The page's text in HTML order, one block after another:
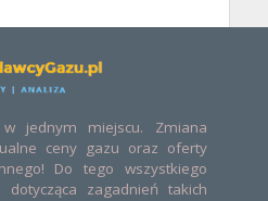
jednym miejscu. Zmiana
ceny gazu oraz oferty
Do tego wszystkiego
dotycząca zagadnień takich